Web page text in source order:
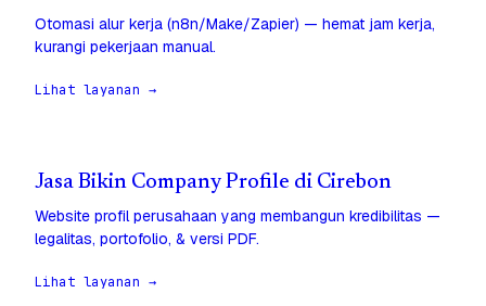
Otomasi alur kerja (n8n/Make/Zapier) — hemat jam kerja,
kurangi pekerjaan manual.
Lihat layanan →
Jasa Bikin Company Profile di Cirebon
Website profil perusahaan yang membangun kredibilitas —
legalitas, portofolio, & versi PDF.
Lihat layanan →